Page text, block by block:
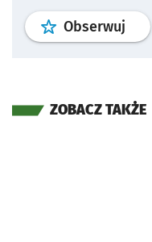
Obserwuj profil
ZOBACZ TAKŻE